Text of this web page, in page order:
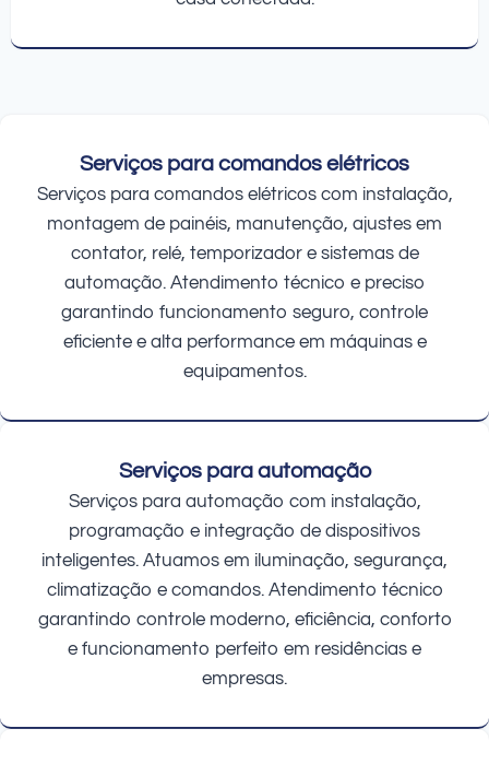
Serviços para comandos elétricos
Serviços para comandos elétricos com instalação,
montagem de painéis, manutenção, ajustes em
contator, relé, temporizador e sistemas de
automação. Atendimento técnico e preciso
garantindo funcionamento seguro, controle
eficiente e alta performance em máquinas e
equipamentos.
Serviços para automação
Serviços para automação com instalação,
programação e integração de dispositivos
inteligentes. Atuamos em iluminação, segurança,
climatização e comandos. Atendimento técnico
garantindo controle moderno, eficiência, conforto
e funcionamento perfeito em residências e
empresas.